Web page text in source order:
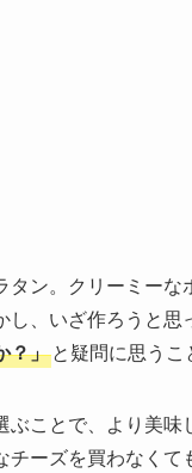
タン。クリーミー
し、いざ作ろうと思
？」と疑問に思う
ぶことで、より美
チーズを買わなく